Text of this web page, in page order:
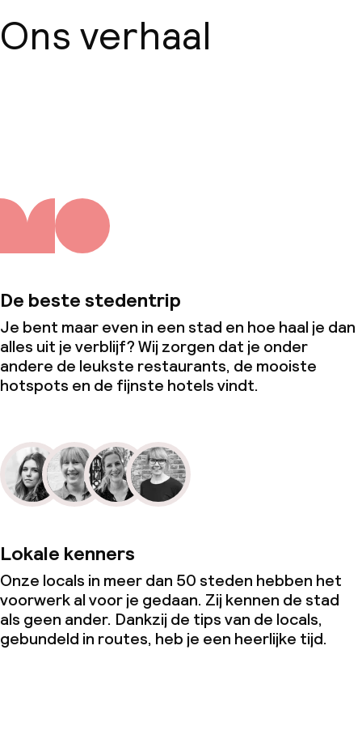
Ons verhaal
De beste stedentrip
Je bent maar even in een stad en hoe haal je dan
alles uit je verblijf? Wij zorgen dat je onder
andere de leukste restaurants, de mooiste
hotspots en de fijnste hotels vindt.
Lokale kenners
Onze locals in meer dan 50 steden hebben het
voorwerk al voor je gedaan. Zij kennen de stad
als geen ander. Dankzij de tips van de locals,
gebundeld in routes, heb je een heerlijke tijd.